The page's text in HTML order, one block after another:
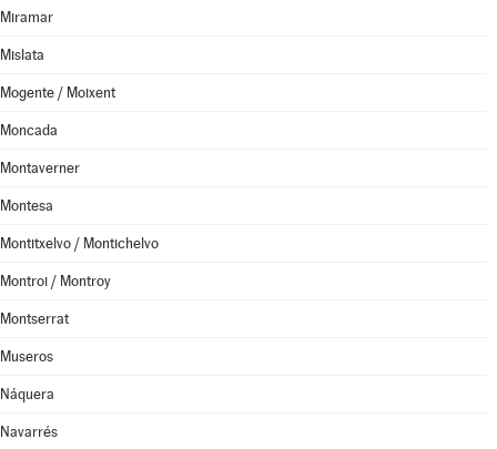
Miramar
Mislata
Mogente / Moixent
Moncada
Montaverner
Montesa
Montitxelvo / Montichelvo
Montroi / Montroy
Montserrat
Museros
Náquera
Navarrés